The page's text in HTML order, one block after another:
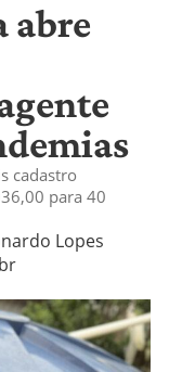
abre
cadastro
para 40
Lopes